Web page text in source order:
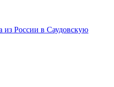
из России в Саудовскую